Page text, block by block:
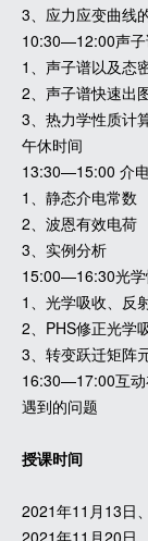
3、应力应变曲线
10:30—12:00声子
1、声子谱以及态
2、声子谱快速出
3、热力学性质计
午休时间
13:30—15:00 介
1、静态介电常数
2、波恩有效电荷
3、实例分析
15:00—16:30光学
1、光学吸收、反
2、PHS修正光学
3、转变跃迁矩阵
16:30—17:00互动
遇到的问题
授课时间
2021年11月13日
2021年11月20日